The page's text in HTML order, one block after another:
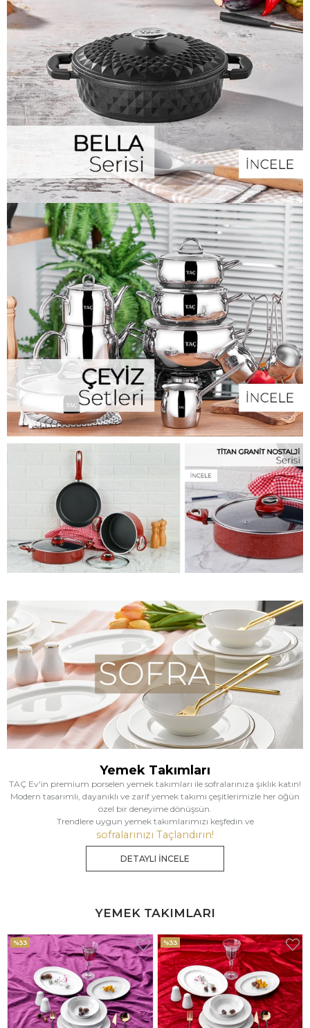
Yemek Takımları
TAÇ Ev'in premium porselen yemek takımları ile sofralarınıza şıklık katın!
Modern tasarımlı, dayanıklı ve zarif yemek takımı çeşitlerimizle her öğün
özel bir deneyime dönüşsün.
Trendlere uygun yemek takımlarımızı keşfedin ve
sofralarınızı Taçlandırın!
DETAYLI İNCELE
YEMEK TAKIMLARI
%33 %25